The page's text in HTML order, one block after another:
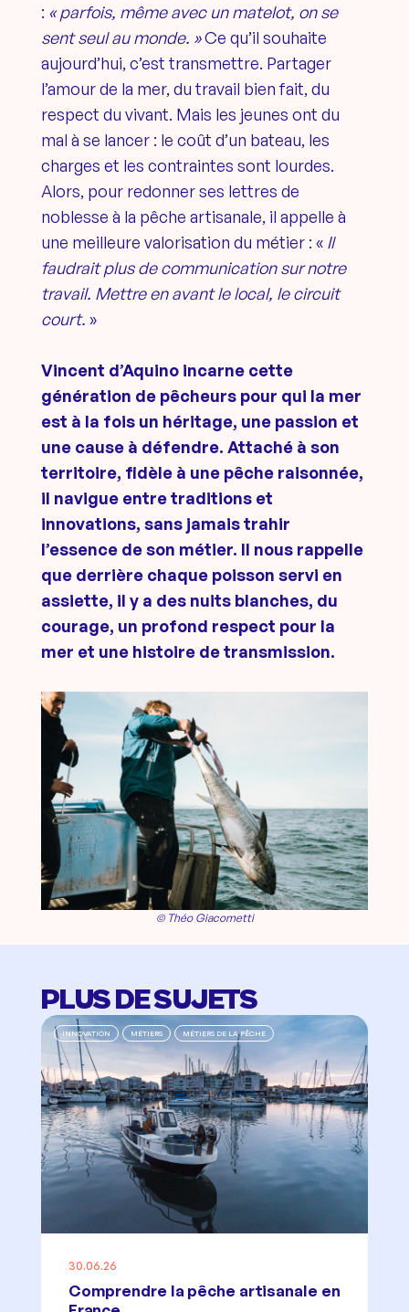
: « parfois, même avec un matelot, on se
sent seul au monde. »Ce qu’il souhaite
aujourd’hui, c’est transmettre. Partager
l’amour de la mer, du travail bien fait, du
respect du vivant. Mais les jeunes ont du
mal à se lancer : le coût d’un bateau, les
charges et les contraintes sont lourdes.
Alors, pour redonner ses lettres de
noblesse à la pêche artisanale, il appelle à
une meilleure valorisation du métier : «Il
faudrait plus de communication sur notre
travail. Mettre en avant le local, le circuit
court. »
Vincent d’Aquino incarne cette
génération de pêcheurs pour qui la mer
est à la fois un héritage, une passion et
une cause à défendre. Attaché à son
territoire, fidèle à une pêche raisonnée,
il navigue entre traditions et
innovations, sans jamais trahir
l’essence de son métier. Il nous rappelle
que derrière chaque poisson servi en
assiette, il y a des nuits blanches, du
courage, un profond respect pour la
mer et une histoire de transmission.
© Théo Giacometti
PLUS DE SUJETS
30.06.26
INNOVATION MÉTIERS MÉTIERS DE LA PÊCHE
Comprendre la pêche artisanale en